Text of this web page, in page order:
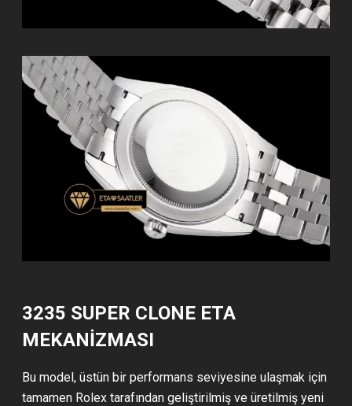
3235 SUPER CLONE ETA
MEKANİZMASI
Bu model, üstün bir performans seviyesine ulaşmak için
tamamen Rolex tarafından geliştirilmiş ve üretilmiş yeni